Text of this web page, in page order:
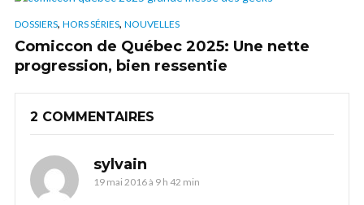
DOSSIERS, HORS SÉRIES, NOUVELLES
Comiccon de Québec 2025: Une nette
progression, bien ressentie
2 COMMENTAIRES
sylvain
19 mai 2016 à 9 h 42 min